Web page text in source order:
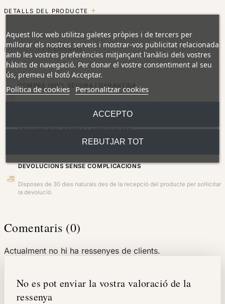
DETALLS DEL PRODUCTE
EN INVENTARI 5 Elements
COMPRA 100% SEGURA I GARANTIDA
Pagament totalment segur amb targeta (xifrat SSL). Totes les joies tenen
ENVIAMENTS RÀPIDS I ASSEGURATS
DEVOLUCIONS SENSE COMPLICACIONS
Disposes de 30 dies naturals des de la recepció del producte per sol·licitar
la devolució.
Comentaris (0)
Actualment no hi ha ressenyes de clients.
No es pot enviar la vostra valoració de la
ressenya
Aquest lloc web utilitza galetes pròpies i de tercers per
millorar els nostres serveis i mostrar-vos publicitat relacionada
amb les vostres preferències mitjançant l'anàlisi dels vostres
hàbits de navegació. Per donar el vostre consentiment al seu
ús, premeu el botó Acceptar.
Política de cookies Personalitzar cookies
REBUTJAR TOT
ACCEPTO